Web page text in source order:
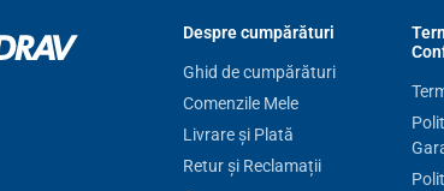
Despre cumpărături
Ghid de cumpărături
Comenzile Mele
Livrare și Plată
Retur și Reclamații